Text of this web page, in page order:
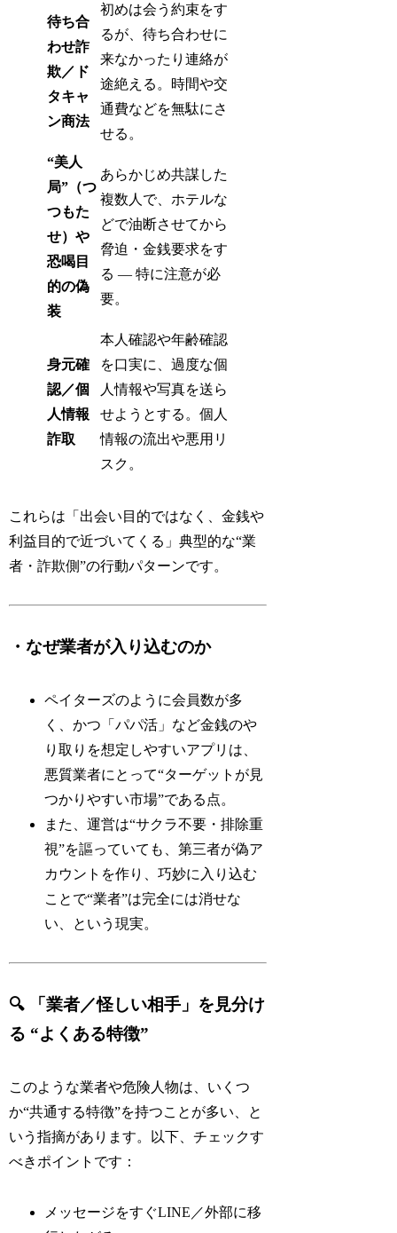
待ち合
わせ詐
欺／ド
タキャ
ン商法
初めは会う約束をす
るが、待ち合わせに
来なかったり連絡が
途絶える。時間や交
通費などを無駄にさ
せる。
“美人
局”（つ
つもた
せ）や
恐喝目
的の偽
装
あらかじめ共謀した
複数人で、ホテルな
どで油断させてから
脅迫・金銭要求をす
る — 特に注意が必
要。
身元確
認／個
人情報
詐取
本人確認や年齢確認
を口実に、過度な個
人情報や写真を送ら
せようとする。個人
情報の流出や悪用リ
スク。
これらは「出会い目的ではなく、金銭や
利益目的で近づいてくる」典型的な“業
者・詐欺側”の行動パターンです。
・なぜ業者が入り込むのか
ペイターズのように会員数が多
く、かつ「パパ活」など金銭のや
り取りを想定しやすいアプリは、
悪質業者にとって“ターゲットが見
つかりやすい市場”である点。
また、運営は“サクラ不要・排除重
視”を謳っていても、第三者が偽ア
カウントを作り、巧妙に入り込む
ことで“業者”は完全には消せな
い、という現実。
🔍 「業者／怪しい相手」を見分け
る “よくある特徴”
このような業者や危険人物は、いくつ
か“共通する特徴”を持つことが多い、と
いう指摘があります。以下、チェックす
べきポイントです：
メッセージをすぐLINE／外部に移